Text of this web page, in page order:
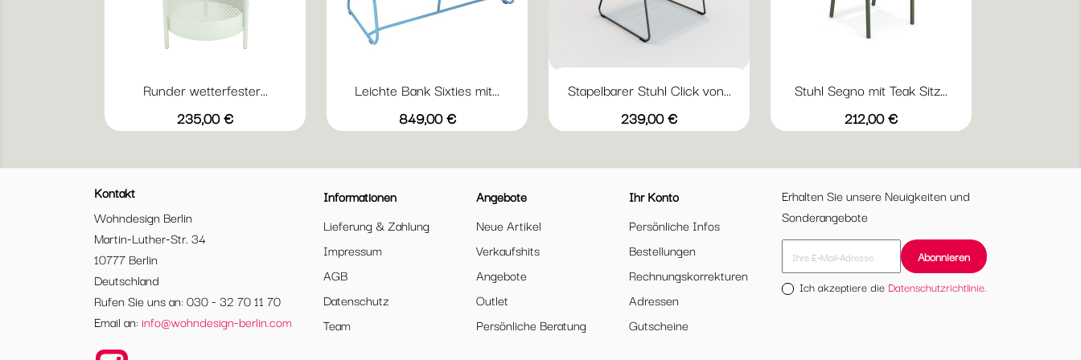
Runder wetterfester...
Preis
235,00 €
Vorschau
AbyssblauAcapulcoblau
Anthrazit
Chili Gewittergrau
Leichte Bank Sixties mit...
Preis
849,00 €
Vorschau
KaktusOckerLakritzBaumwollweiß
Blau
Stapelbarer Stuhl Click von...
Preis
239,00 €
 Vorschau
Red
20
black
70
dark
71
olive
Click
dusty
blue
Stuhl Segno mit Teak Sitz...
Preis
212,00 €
Vorschau
Military
22
Antikeisen
23
WeißSchwarz
Indisch
Kontakt
Wohndesign Berlin
Martin-Luther-Str. 34
10777 Berlin
Deutschland
Rufen Sie uns an: 030 - 32 70 11 70
Email an: info@wohndesign-berlin.com
Informationen
Lieferung & Zahlung
Impressum
AGB
Datenschutz
Team
Angebote
Neue Artikel
Verkaufshits
Angebote
Outlet
Persönliche Beratung
Ihr Konto
Persönliche Infos
Bestellungen
Rechnungskorrekturen
Adressen
Gutscheine
Erhalten Sie unsere Neuigkeiten und
Sonderangebote
Ich akzeptiere die Datenschutzrichtlinie.